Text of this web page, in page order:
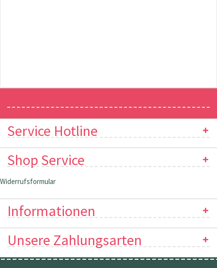
Service Hotline
Shop Service
Widerrufsformular
Informationen
Unsere Zahlungsarten